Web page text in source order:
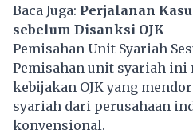
Baca Juga: Perjalanan
sebelum Disanksi OJK
Pemisahan Unit Syariah
Pemisahan unit syariah ini
kebijakan OJK yang
syariah dari perusahaan
konvensional.